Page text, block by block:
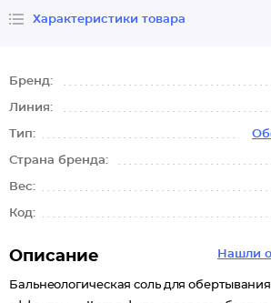
Характеристики товара
Бренд:
Линия:
Тип:
Страна бренда:
Вес:
Код:
Нашли
Описание
Бальнеологическая соль для